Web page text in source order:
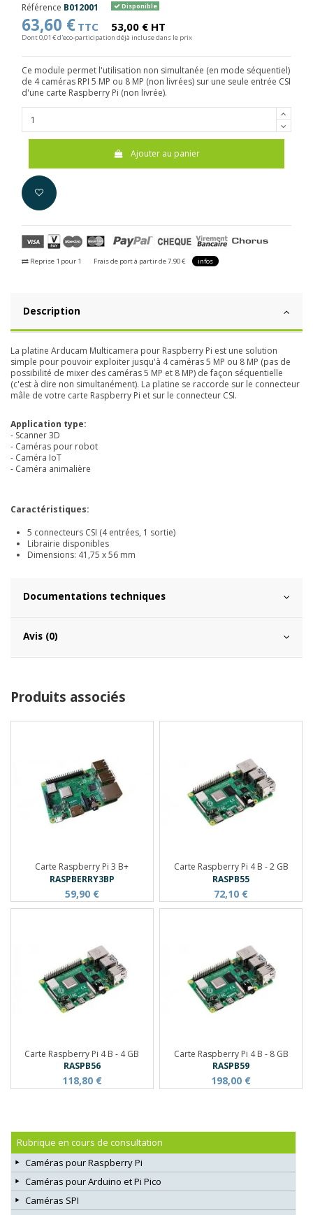
Référence B012001 Disponible
63,60 € TTC 53,00 € HT
Dont 0,01 € d'eco-participation déjà incluse dans le prix
Ce module permet l'utilisation non simultanée (en mode séquentiel)
de 4 caméras RPI 5 MP ou 8 MP (non livrées) sur une seule entrée CSI
d'une carte Raspberry Pi (non livrée).
Ajouter au panier
Reprise 1 pour 1 Frais de port à partir de 7.90 € infos
Description
La platine Arducam Multicamera pour Raspberry Pi est une solution
simple pour pouvoir exploiter jusqu'à 4 caméras 5 MP ou 8 MP (pas de
possibilité de mixer des caméras 5 MP et 8 MP) de façon séquentielle
(c'est à dire non simultanément). La platine se raccorde sur le connecteur
mâle de votre carte Raspberry Pi et sur le connecteur CSI.
Application type:
- Scanner 3D
- Caméras pour robot
- Caméra IoT
- Caméra animalière
Caractéristiques:
5 connecteurs CSI (4 entrées, 1 sortie)
Librairie disponibles
Dimensions: 41,75 x 56 mm
Documentations techniques
Avis (0)
Produits associés
Carte Raspberry Pi 3 B+
RASPBERRY3BP
59,90 €
Carte Raspberry Pi 4 B - 2 GB
RASPB55
72,10 €
Carte Raspberry Pi 4 B - 4 GB
RASPB56
118,80 €
Carte Raspberry Pi 4 B - 8 GB
RASPB59
198,00 €
Rubrique en cours de consultation
Caméras pour Raspberry Pi
Caméras pour Arduino et Pi Pico
Caméras SPI